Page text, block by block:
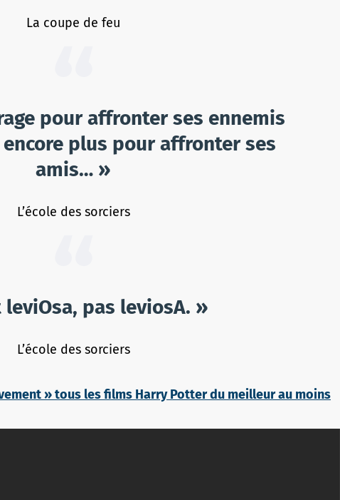
La coupe de feu
pour affronter ses ennemis
plus pour affronter ses
amis… »
L’école des sorciers
leviOsa, pas leviosA. »
L’école des sorciers
» tous les films Harry Potter du meilleur au moins